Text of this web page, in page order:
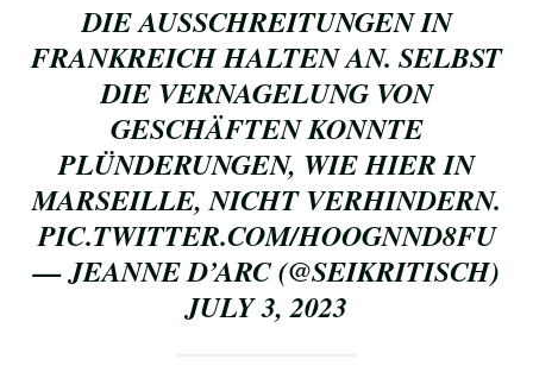
DIE AUSSCHREITUNGEN IN
FRANKREICH HALTEN AN. SELBST
DIE VERNAGELUNG VON
GESCHÄFTEN KONNTE
PLÜNDERUNGEN, WIE HIER IN
MARSEILLE, NICHT VERHINDERN.
PIC.TWITTER.COM/HOOGNND8FU
— JEANNE D’ARC (@SEIKRITISCH)
JULY 3, 2023